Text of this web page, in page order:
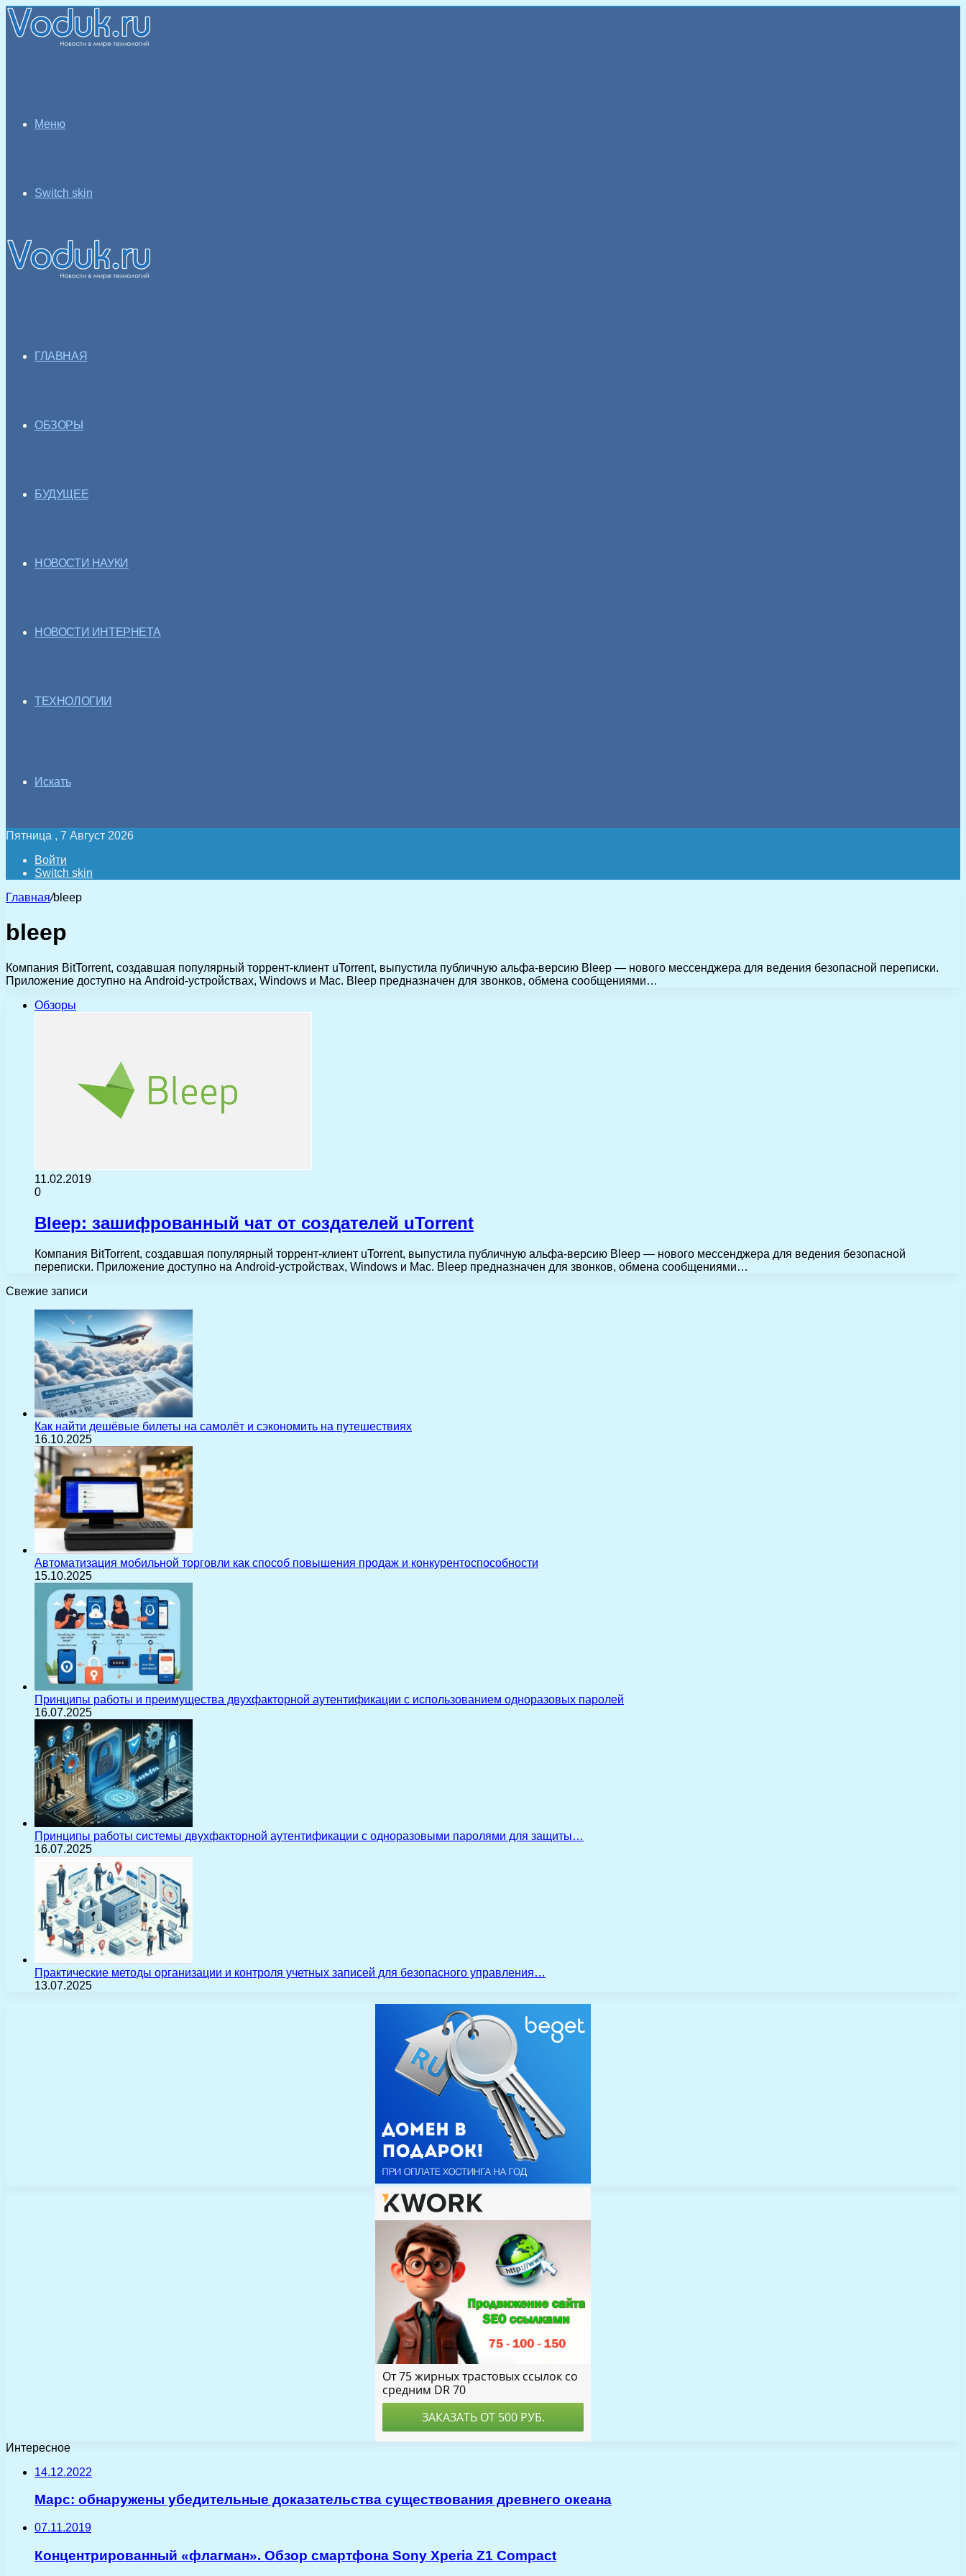
Меню
Switch skin
ГЛАВНАЯ
ОБЗОРЫ
БУДУЩЕЕ
НОВОСТИ НАУКИ
НОВОСТИ ИНТЕРНЕТА
ТЕХНОЛОГИИ
Искать
Пятница , 7 Август 2026
Войти
Switch skin
Главная/bleep
bleep
Компания BitTorrent, создавшая популярный торрент-клиент uTorrent, выпустила публичную альфа-версию Bleep — нового мессенджера для ведения безопасной переписки.
Приложение доступно на Android-устройствах, Windows и Mac. Bleep предназначен для звонков, обмена сообщениями…
Обзоры
11.02.2019
0
Bleep: зашифрованный чат от создателей uTorrent
Компания BitTorrent, создавшая популярный торрент-клиент uTorrent, выпустила публичную альфа-версию Bleep — нового мессенджера для ведения безопасной
переписки. Приложение доступно на Android-устройствах, Windows и Mac. Bleep предназначен для звонков, обмена сообщениями…
Свежие записи
Как найти дешёвые билеты на самолёт и сэкономить на путешествиях
16.10.2025
Автоматизация мобильной торговли как способ повышения продаж и конкурентоспособности
15.10.2025
Принципы работы и преимущества двухфакторной аутентификации с использованием одноразовых паролей
16.07.2025
Принципы работы системы двухфакторной аутентификации с одноразовыми паролями для защиты…
16.07.2025
Практические методы организации и контроля учетных записей для безопасного управления…
13.07.2025
Интересное
14.12.2022
Марс: обнаружены убедительные доказательства существования древнего океана
07.11.2019
Концентрированный «флагман». Обзор смартфона Sony Xperia Z1 Compact